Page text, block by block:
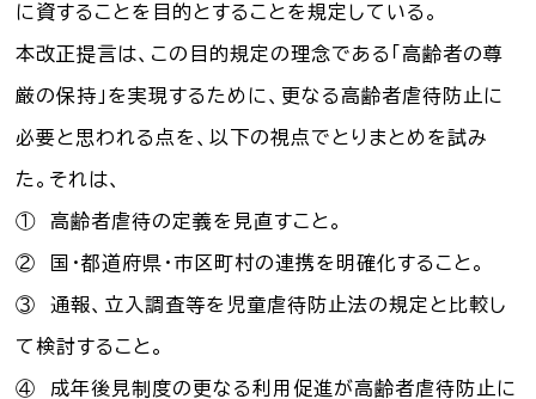
に資することを目的とすることを規定している。
本改正提言は、この目的規定の理念である「高齢者の尊
厳の保持」を実現するために、更なる高齢者虐待防止に
必要と思われる点を、以下の視点でとりまとめを試み
た。それは、
① 高齢者虐待の定義を見直すこと。
② 国・都道府県・市区町村の連携を明確化すること。
③ 通報、立入調査等を児童虐待防止法の規定と比較し
て検討すること。
④ 成年後見制度の更なる利用促進が高齢者虐待防止に